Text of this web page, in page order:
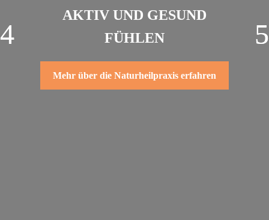
AKTIV UND GESUND
FÜHLEN
Mehr über die Naturheilpraxis erfahren